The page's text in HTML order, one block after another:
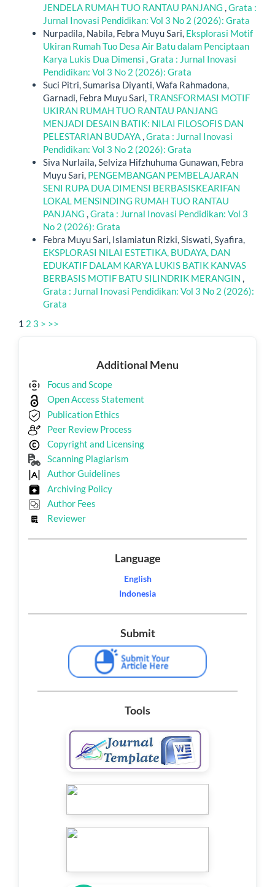
JENDELA RUMAH TUO RANTAU PANJANG ,Grata :
Jurnal Inovasi Pendidikan: Vol 3 No 2 (2026): Grata
Nurpadila, Nabila, Febra Muyu Sari, Eksplorasi Motif
Ukiran Rumah Tuo Desa Air Batu dalam Penciptaan
Karya Lukis Dua Dimensi ,Grata : Jurnal Inovasi
Pendidikan: Vol 3 No 2 (2026): Grata
Suci Pitri, Sumarisa Diyanti, Wafa Rahmadona,
Garnadi, Febra Muyu Sari,TRANSFORMASI MOTIF
UKIRAN RUMAH TUO RANTAU PANJANG
MENJADI DESAIN BATIK: NILAI FILOSOFIS DAN
PELESTARIAN BUDAYA,Grata : Jurnal Inovasi
Pendidikan: Vol 3 No 2 (2026): Grata
Siva Nurlaila, Selviza Hifzhuhuma Gunawan, Febra
Muyu Sari, PENGEMBANGAN PEMBELAJARAN
SENI RUPA DUA DIMENSI BERBASISKEARIFAN
LOKAL MENSINDING RUMAH TUO RANTAU
PANJANG ,Grata : Jurnal Inovasi Pendidikan: Vol 3
No 2 (2026): Grata
Febra Muyu Sari, Islamiatun Rizki, Siswati, Syafira,
EKSPLORASI NILAI ESTETIKA, BUDAYA, DAN
EDUKATIF DALAM KARYA LUKIS BATIK KANVAS
BERBASIS MOTIF BATU SILINDRIK MERANGIN ,
Grata : Jurnal Inovasi Pendidikan: Vol 3 No 2 (2026):
Grata
1 2 3 > >>
Menu
Additional Menu
Focus and Scope
Open Access Statement
Publication Ethics
Peer Review Process
Copyright and Licensing
Scanning Plagiarism
Author Guidelines
Archiving Policy
Author Fees
Reviewer
Language
English
Indonesia
Submit
Tools